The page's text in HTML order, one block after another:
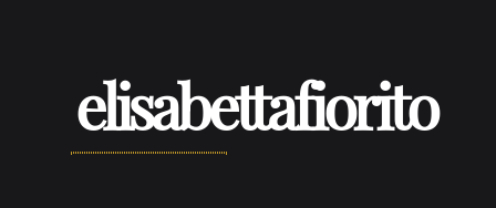
elisabettafiorito